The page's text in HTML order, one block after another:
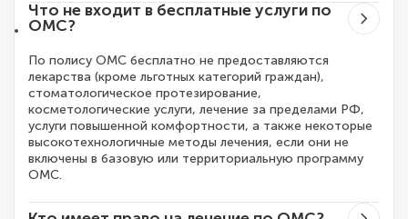
Что не входит в бесплатные услуги по
ОМС?
По полису ОМС бесплатно не предоставляются
лекарства (кроме льготных категорий граждан),
стоматологическое протезирование,
косметологические услуги, лечение за пределами РФ,
услуги повышенной комфортности, а также некоторые
высокотехнологичные методы лечения, если они не
включены в базовую или территориальную программу
ОМС.